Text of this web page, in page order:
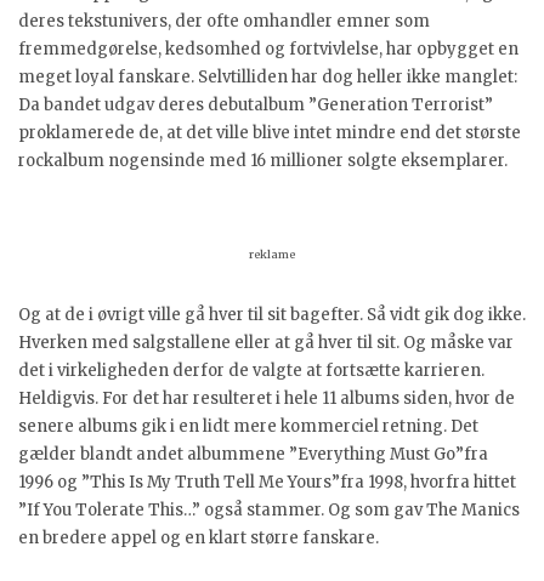
deres tekstunivers, der ofte omhandler emner som
fremmedgørelse, kedsomhed og fortvivlelse, har opbygget en
meget loyal fanskare. Selvtilliden har dog heller ikke manglet:
Da bandet udgav deres debutalbum ”Generation Terrorist”
proklamerede de, at det ville blive intet mindre end det største
rockalbum nogensinde med 16 millioner solgte eksemplarer.
reklame
Og at de i øvrigt ville gå hver til sit bagefter. Så vidt gik dog ikke.
Hverken med salgstallene eller at gå hver til sit. Og måske var
det i virkeligheden derfor de valgte at fortsætte karrieren.
Heldigvis. For det har resulteret i hele 11 albums siden, hvor de
senere albums gik i en lidt mere kommerciel retning. Det
gælder blandt andet albummene ”Everything Must Go”fra
1996 og ”This Is My Truth Tell Me Yours”fra 1998, hvorfra hittet
”If You Tolerate This…” også stammer. Og som gav The Manics
en bredere appel og en klart større fanskare.